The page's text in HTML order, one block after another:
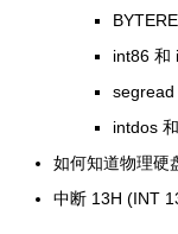
int86 和
segread
intdos
如何知道物理硬
中断 13H (INT